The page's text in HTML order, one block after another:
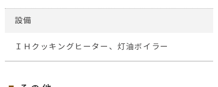
設備
ＩＨクッキングヒーター、灯油ボイラー